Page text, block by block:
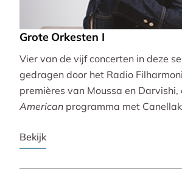
Grote Orkesten I
Vier van de vijf concerten in deze
gedragen door het Radio
premières van Moussa en Darvishi,
American programma met
Amerikaans slagwerk.
Bekijk